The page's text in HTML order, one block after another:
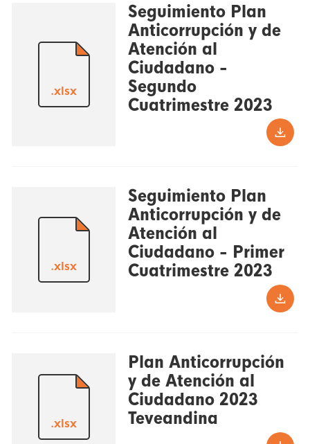
.xlsx
Seguimiento Plan
Anticorrupción y de
Atención al
Ciudadano -
Segundo
Cuatrimestre 2023
.xlsx
Seguimiento Plan
Anticorrupción y de
Atención al
Ciudadano - Primer
Cuatrimestre 2023
.xlsx
Plan Anticorrupción
y de Atención al
Ciudadano 2023
Teveandina